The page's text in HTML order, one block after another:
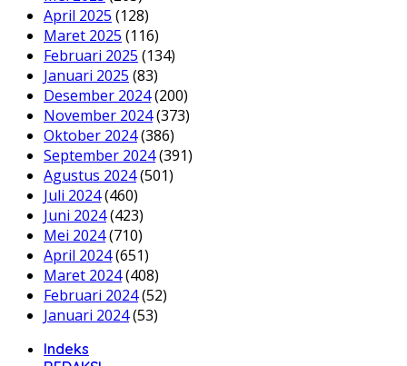
April 2025 (128)
Maret 2025 (116)
Februari 2025 (134)
Januari 2025 (83)
Desember 2024(200)
November 2024(373)
Oktober 2024(386)
September 2024(391)
Agustus 2024(501)
Juli 2024(460)
Juni 2024(423)
Mei 2024(710)
April 2024(651)
Maret 2024(408)
Februari 2024(52)
Januari 2024(53)
Indeks